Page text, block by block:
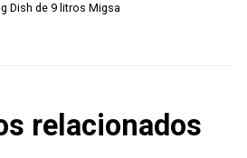
Dish de 9 litros Migsa
relacionados